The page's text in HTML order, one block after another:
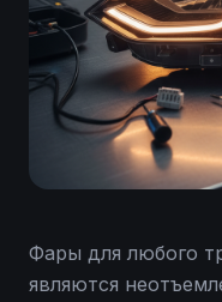
Фары для любого
являются